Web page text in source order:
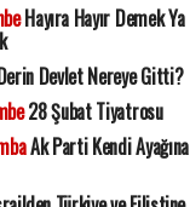
Hayıra Hayır Demek Ya
Devlet Nereye Gitti?
28 Şubat Tiyatrosu
Ak Parti Kendi Ayağına